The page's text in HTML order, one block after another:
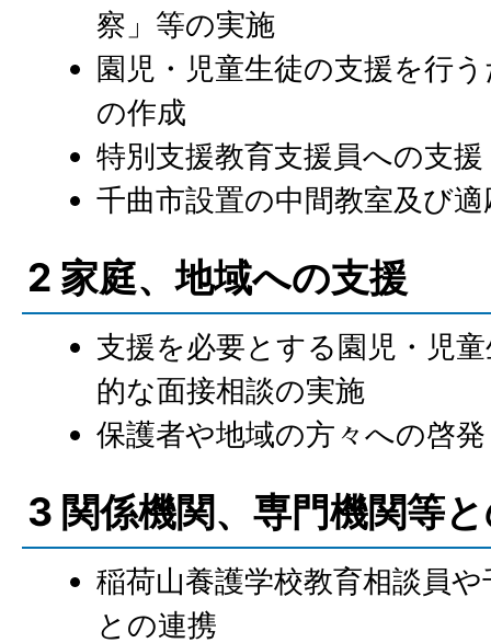
察」等の実施
園児・児童生徒の支援を行
の作成
特別支援教育支援員への支援
千曲市設置の中間教室及び
2 家庭、地域への支援
支援を必要とする園児・児
的な面接相談の実施
保護者や地域の方々への啓発
3 関係機関、専門機関等
稲荷山養護学校教育相談員
との連携